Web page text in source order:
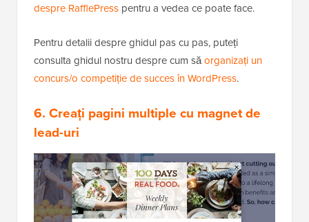
despre RafflePress pentru a vedea ce poate face.
Pentru detalii despre ghidul pas cu pas, puteți
consulta ghidul nostru despre cum săorganizați un
concurs/o competiție de succes în WordPress.
6. Creați pagini multiple cu magnet de
lead-uri